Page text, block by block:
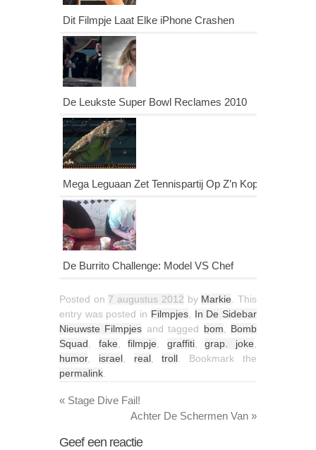
Dit Filmpje Laat Elke iPhone Crashen
De Leukste Super Bowl Reclames 2010
Mega Leguaan Zet Tennispartij Op Z’n Kop
De Burrito Challenge: Model VS Chef
Posted on 7 augustus 2012 by Markie . This
entry was posted in Filmpjes, In De Sidebar
Nieuwste Filmpjes and tagged bom
Bomb
Squad
fake ,filmpje graffiti,grap. joke
humor, israel, real,troll . Bookmark the
permalink
« Stage Dive Fail!
Achter De Schermen Van »
Geef een reactie